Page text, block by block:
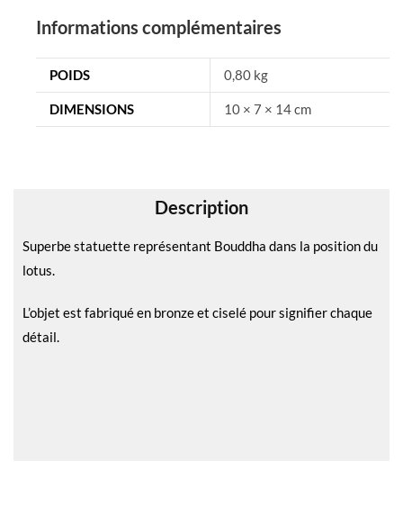
n
a
t
:
Informations complémentaires
POIDS 0,80 kg
DIMENSIONS 10 × 7 × 14 cm
Description
Superbe statuette représentant Bouddha dans la position du
lotus.
L’objet est fabriqué en bronze et ciselé pour signifier chaque
détail.